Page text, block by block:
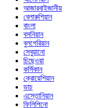
আজারবাইজানীয়
বেলারুশিয়ান
বাংলা
বসনিয়ান
বুলগেরিয়ান
সেবুয়ানো
চিছেওয়া
কর্সিকান
ক্রোয়েশিয়ান
ডাচ
এস্তোনিয়ান
ফিলিপিনো